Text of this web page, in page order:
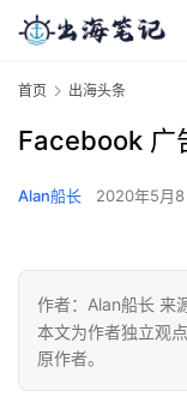
首页 出海头条
Facebook 广
Alan船长 2020年5月
作者：Alan船长 来
本文为作者独立观
原作者。